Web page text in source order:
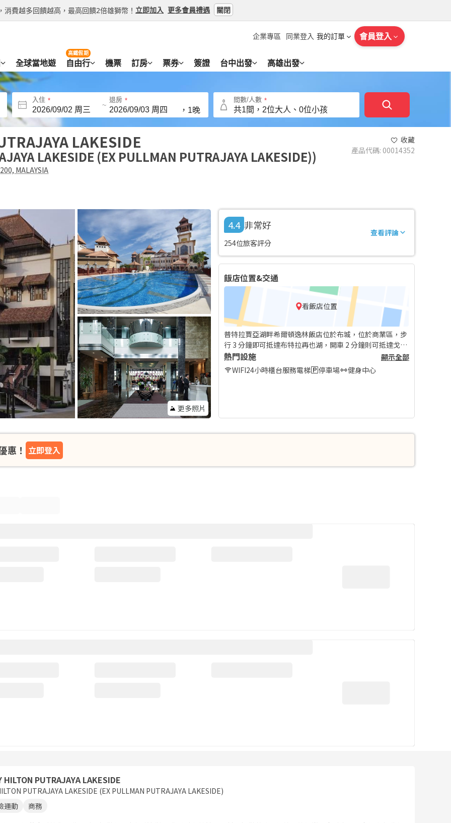
費越多回饋越高，最高回饋2倍雄獅幣！ 立即加入 更多會員禮遇 關閉
企業專區 同業登入 我的訂單 會員登入
全球當地遊 自由行
高鐵假期
機票 訂房 票券 簽證 台中出發 高雄出發
入住
~
退房
， 1晚
間數/人數
LAKESIDE
LAKESIDE (EX PULLMAN PUTRAJAYA LAKESIDE)
MALAYSIA
收藏
產品代碼: 00014352
更多照片
4.4 非常好
254位旅客評分
查看評論
飯店位置&交通
看飯店位置
普特拉賈亞湖畔希爾頓逸林飯店位於布城，位於商業區，步
行 3 分鐘即可抵達布特拉再也湖，開車 2 分鐘則可抵達戈米
蘭斜張橋。 此親子飯店地點良好，從這裡開車 26.3 公里
(16.4 英哩) 可以到武吉賈利勒國家體育場，開車 25.9 公里
(16.1 英哩) 則會抵達雪邦國際賽道。
熱門設施
顯示全部
WIFI24小時櫃台服務電梯 停車場 健身中心
惠！ 立即登入
HILTON PUTRAJAYA LAKESIDE
PUTRAJAYA LAKESIDE (EX PULLMAN PUTRAJAYA LAKESIDE)
運動
商務